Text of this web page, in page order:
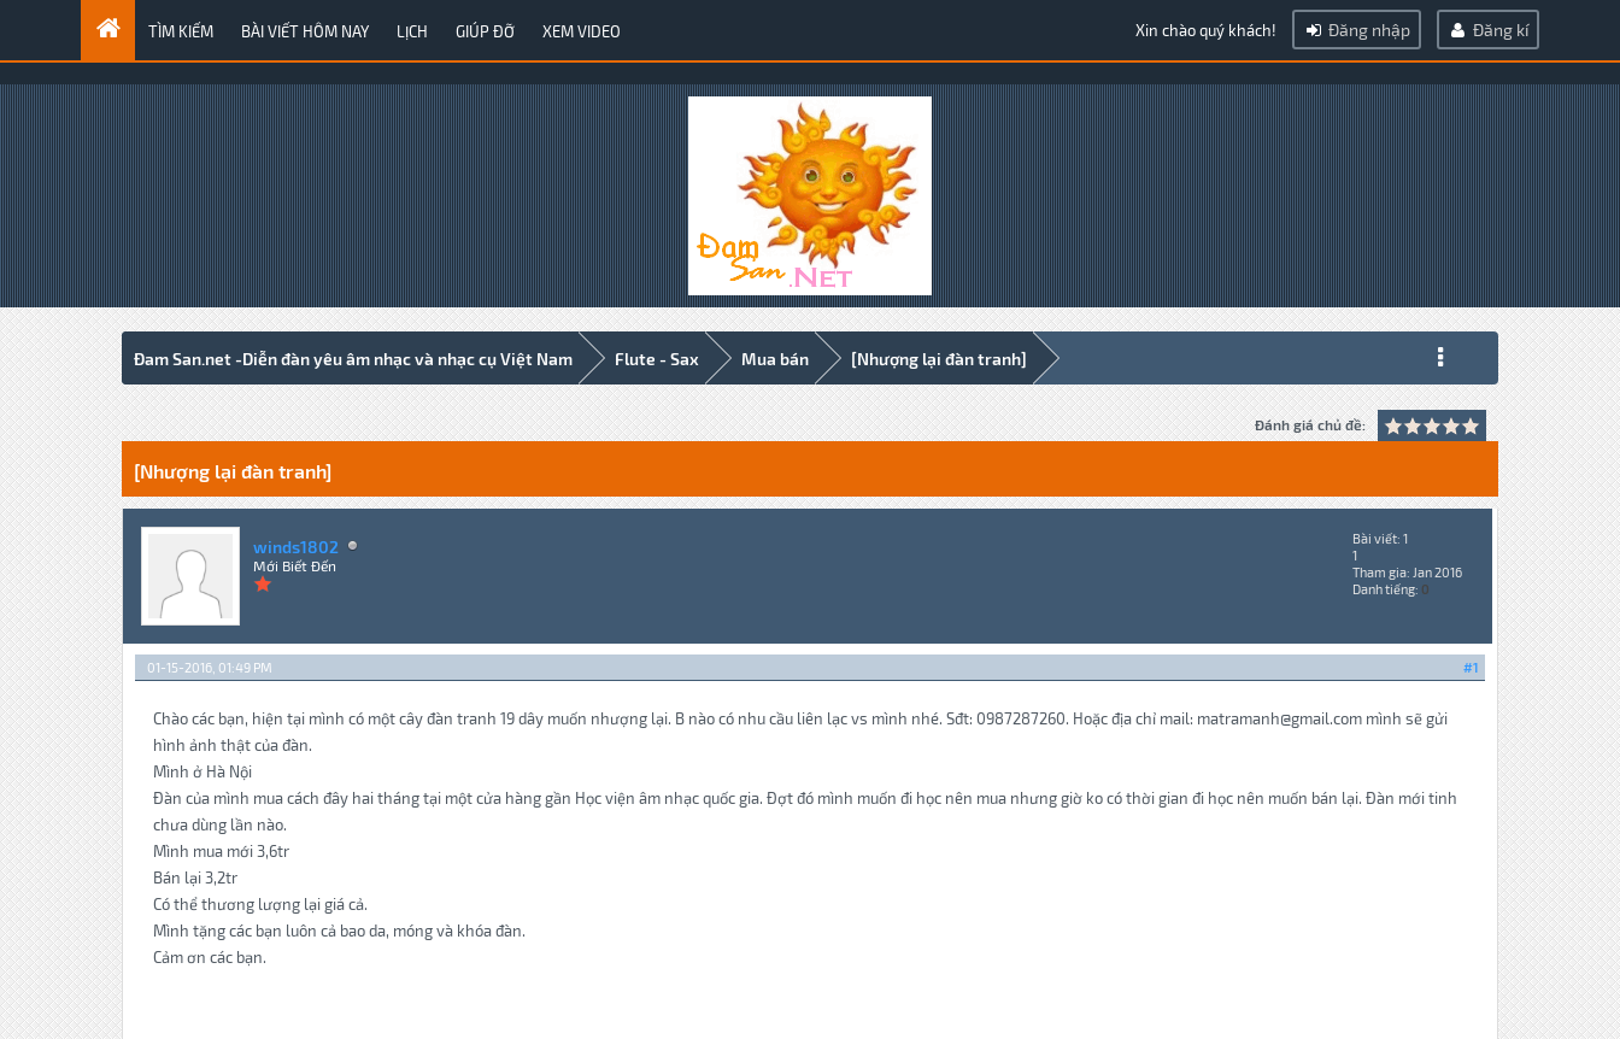
TÌM KIẾM BÀI VIẾT HÔM NAY LỊCH GIÚP ĐỠ XEM VIDEO Xin chào quý khách! Đăng nhập Đăng kí
Đam San.net -Diễn đàn yêu âm nhạc và nhạc cụ Việt Nam Flute - Sax Mua bán [Nhượng lại đàn tranh]
Đánh giá chủ đề:
0 Votes - 0 Average
1
2
3
4
5
[Nhượng lại đàn tranh]
winds1802
Mới Biết Đến
Bài viết: 1
1
Tham gia: Jan 2016
Danh tiếng: 0
#1
01-15-2016, 01:49 PM
Chào các bạn, hiện tại mình có một cây đàn tranh 19 dây muốn nhượng lại. B nào có nhu cầu liên lạc vs mình nhé. Sđt: 0987287260. Hoặc địa chỉ mail: matramanh@gmail.com mình sẽ gửi
hình ảnh thật của đàn.
Mình ở Hà Nội
Đàn của mình mua cách đây hai tháng tại một cửa hàng gần Học viện âm nhạc quốc gia. Đợt đó mình muốn đi học nên mua nhưng giờ ko có thời gian đi học nên muốn bán lại. Đàn mới tinh
chưa dùng lần nào.
Mình mua mới 3,6tr
Bán lại 3,2tr
Có thể thương lượng lại giá cả.
Mình tặng các bạn luôn cả bao da, móng và khóa đàn.
Cảm ơn các bạn.